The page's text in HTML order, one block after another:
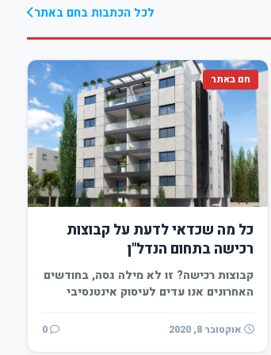
לכל הכתבות בחם באתר
חם באתר
כל מה שכדאי לדעת על קבוצות
רכישה בתחום הנדל"ן
קבוצות רכישה? זו לא מילה גסה, בחודשים
האחרונים אנו עדים לעיסוק אינטנסיבי
אוקטובר 8, 2020